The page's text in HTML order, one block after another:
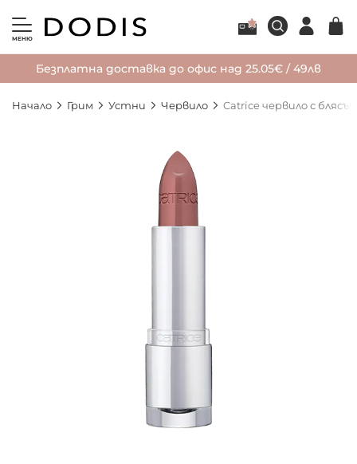
МЕНЮ
Безплатна доставка до офис над 25.05€ / 49лв
Начало Грим Устни Червило Catrice червило с